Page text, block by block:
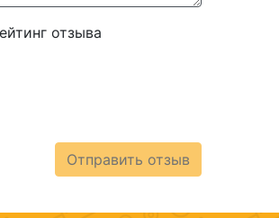
отзыва
Отправить отзыв